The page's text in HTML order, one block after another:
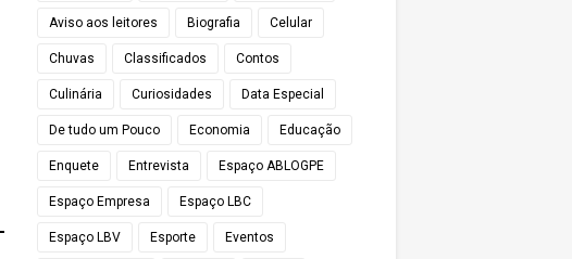
Aviso aos leitores Biografia Celular
Chuvas Classificados Contos
Culinária Curiosidades Data Especial
De tudo um Pouco Economia Educação
Enquete Entrevista Espaço ABLOGPE
Espaço Empresa Espaço LBC
Espaço LBV Esporte Eventos